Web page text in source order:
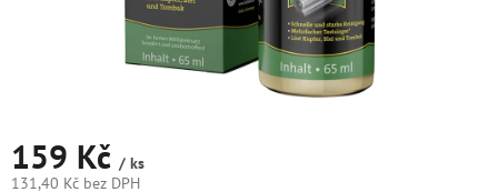
159 Kč / ks
131,40 Kč bez DPH